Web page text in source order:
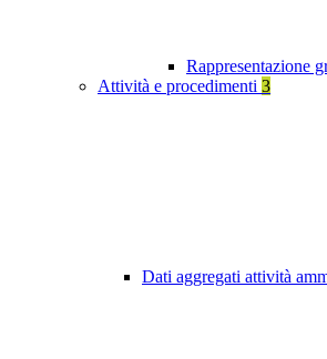
Rappresentazione
Attività e procedimenti 3
Dati aggregati attività